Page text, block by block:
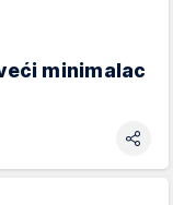
minimalac